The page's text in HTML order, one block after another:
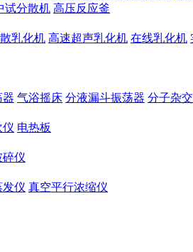
试分散机 高压反应釜
乳化机 高速超声乳化机 在线乳化机
器 气浴摇床 分液漏斗振荡器 分子杂
仪 电热板
碎仪
发仪 真空平行浓缩仪